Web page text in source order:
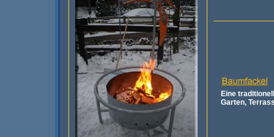
Eine
Garten,